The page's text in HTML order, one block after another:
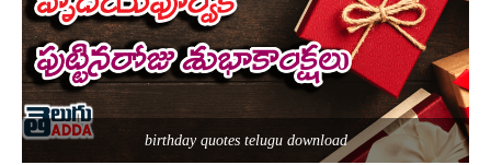
birthday quotes telugu download